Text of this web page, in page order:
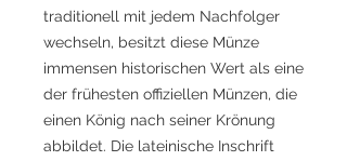
traditionell mit jedem Nachfolger
wechseln, besitzt diese Münze
immensen historischen Wert als eine
der frühesten offiziellen Münzen, die
einen König nach seiner Krönung
abbildet. Die lateinische Inschrift